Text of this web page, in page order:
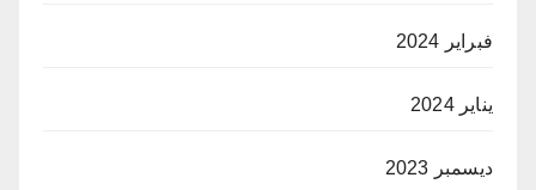
فبراير 2024
يناير 2024
ديسمبر 2023